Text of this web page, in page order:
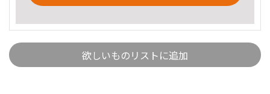
欲しいものリストに追加